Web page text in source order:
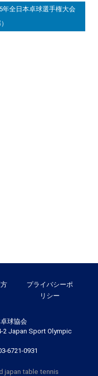
全日本卓球選手権大会
プライバシーポ
リシー
球協会
2 Japan Sport Olympic
6721-0931
japan table tennis